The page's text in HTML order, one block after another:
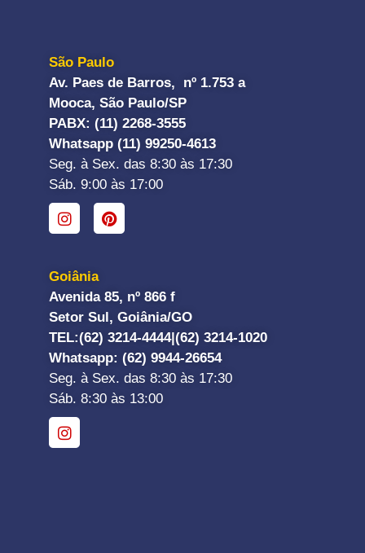
São Paulo
Av. Paes de Barros, nº 1.753 a
Mooca, São Paulo/SP
PABX: (11) 2268-3555
Whatsapp (11) 99250-4613
Seg. à Sex. das 8:30 às 17:30
Sáb. 9:00 às 17:00
Goiânia
Avenida 85, nº 866 f
Setor Sul, Goiânia/GO
TEL:(62) 3214-4444|(62) 3214-1020
Whatsapp: (62) 9944-26654
Seg. à Sex. das 8:30 às 17:30
Sáb. 8:30 às 13:00